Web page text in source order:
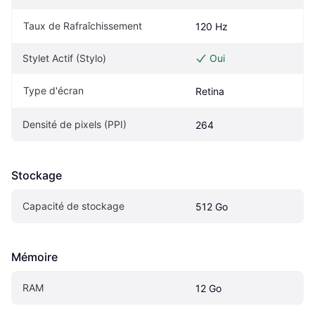
Taux de Rafraîchissement 120 Hz
Stylet Actif (Stylo) Oui
Type d'écran Retina
Densité de pixels (PPI) 264
Stockage
Capacité de stockage 512 Go
Mémoire
RAM 12 Go